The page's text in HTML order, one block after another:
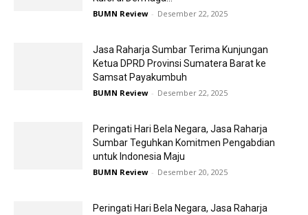
BUMN Review - Desember 22, 2025
Jasa Raharja Sumbar Terima Kunjungan
Ketua DPRD Provinsi Sumatera Barat ke
Samsat Payakumbuh
BUMN Review - Desember 22, 2025
Peringati Hari Bela Negara, Jasa Raharja
Sumbar Teguhkan Komitmen Pengabdian
untuk Indonesia Maju
BUMN Review - Desember 20, 2025
Peringati Hari Bela Negara, Jasa Raharja